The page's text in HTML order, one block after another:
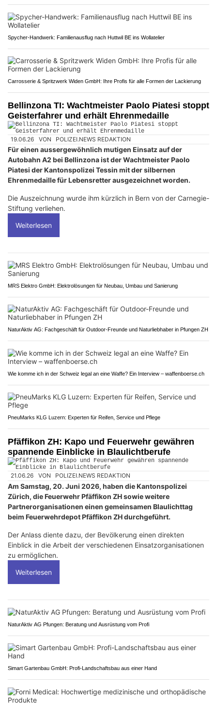
Spycher-Handwerk: Familienausflug nach Huttwil BE ins Wollatelier
Carrosserie & Spritzwerk Widen GmbH: Ihre Profis für alle Formen der Lackierung
Bellinzona TI: Wachtmeister Paolo Piatesi stoppt
Geisterfahrer und erhält Ehrenmedaille
19.06.26 VON POLIZEI.NEWS REDAKTION
Für einen aussergewöhnlich mutigen Einsatz auf der
Autobahn A2 bei Bellinzona ist der Wachtmeister Paolo
Piatesi der Kantonspolizei Tessin mit der silbernen
Ehrenmedaille für Lebensretter ausgezeichnet worden.
Die Auszeichnung wurde ihm kürzlich in Bern von der Carnegie-
Stiftung verliehen.
Weiterlesen
MRS Elektro GmbH: Elektrolösungen für Neubau, Umbau und Sanierung
NaturAktiv AG: Fachgeschäft für Outdoor-Freunde und Naturliebhaber in Pfungen ZH
Wie komme ich in der Schweiz legal an eine Waffe? Ein Interview – waffenboerse.ch
PneuMarks KLG Luzern: Experten für Reifen, Service und Pflege
Pfäffikon ZH: Kapo und Feuerwehr gewähren
spannende Einblicke in Blaulichtberufe
21.06.26 VON POLIZEI.NEWS REDAKTION
Am Samstag, 20. Juni 2026, haben die Kantonspolizei
Zürich, die Feuerwehr Pfäffikon ZH sowie weitere
Partnerorganisationen einen gemeinsamen Blaulichttag
beim Feuerwehrdepot Pfäffikon ZH durchgeführt.
Der Anlass diente dazu, der Bevölkerung einen direkten
Einblick in die Arbeit der verschiedenen Einsatzorganisationen
zu ermöglichen.
Weiterlesen
NaturAktiv AG Pfungen: Beratung und Ausrüstung vom Profi
Simart Gartenbau GmbH: Profi-Landschaftsbau aus einer Hand